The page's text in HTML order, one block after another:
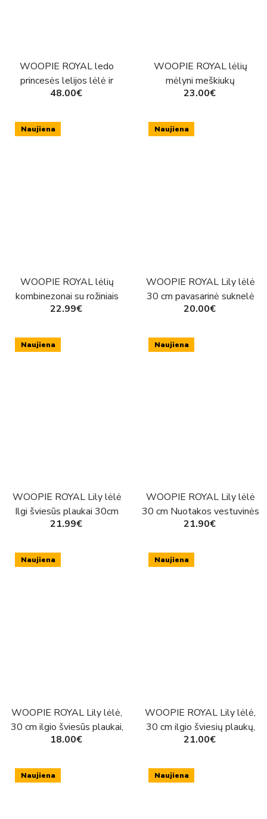
WOOPIE ROYAL ledo
princesės lelijos lėlė ir
stebuklingos karietos
48.00€
WOOPIE ROYAL lėlių
mėlyni meškiukų
kombinezonai, 2 vnt. rinkinys
23.00€
Naujiena
WOOPIE ROYAL lėlių
kombinezonai su rožiniais
zuikučiais (2 vnt.)
22.99€
Naujiena
WOOPIE ROYAL Lily lėlė
30 cm pavasarinė suknelė
aksesuarai šuniukų piknikas
20.00€
Naujiena
WOOPIE ROYAL Lily lėlė
Ilgi šviesūs plaukai 30cm
Levandų spalvos suknelės
21.99€
Naujiena
WOOPIE ROYAL Lily lėlė
30 cm Nuotakos vestuvinės
suknelės aksesuarai
21.90€
Naujiena
WOOPIE ROYAL Lily lėlė,
30 cm ilgio šviesūs plaukai,
rožinė suknelė, papuošalai
18.00€
Naujiena
WOOPIE ROYAL Lily lėlė,
30 cm ilgio šviesių plaukų,
juoda rutulinė suknelė
21.00€
Naujiena Naujiena